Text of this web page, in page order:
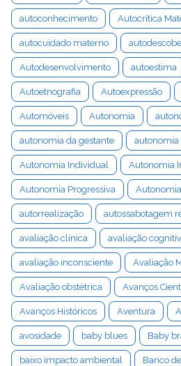
autoconhecimento Autocrítica
autocuidado materno
Autodesenvolvimento autoestima
Autoetnografia Autoexpressão
Automóveis Autonomia
autonomia da gestante autonomia
Autonomia Individual Autonomia
Autonomia Progressiva
autorrealização autossabotagem
avaliação clínica avaliação
avaliação inconsciente Avaliação
Avaliação obstétrica Avanços
Avanços Históricos Aventura
avosidade baby blues Baby
baixo impacto ambiental Banco